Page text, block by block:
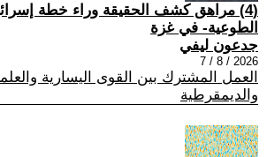
(4) مراهق كشف الحقيقة وراء خطة
الطوعية- في غزة
جدعون ليفي
2026 / 8 / 7
العمل المشترك بين القوى اليسارية
والديمقرطية